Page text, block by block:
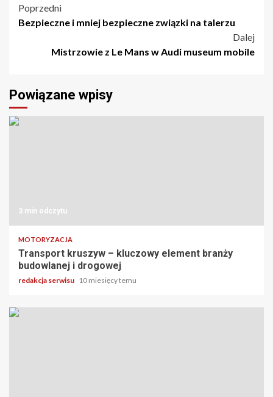
Nawigacja
Poprzedni
Bezpieczne i mniej bezpieczne związki na talerzu
Dalej
Mistrzowie z Le Mans w Audi museum mobile
Powiązane wpisy
3 min odczytu
MOTORYZACJA
Transport kruszyw – kluczowy element branży
budowlanej i drogowej
redakcja serwisu 10 miesięcy temu